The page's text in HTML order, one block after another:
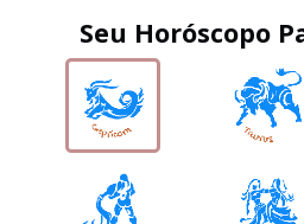
Seu Horóscopo